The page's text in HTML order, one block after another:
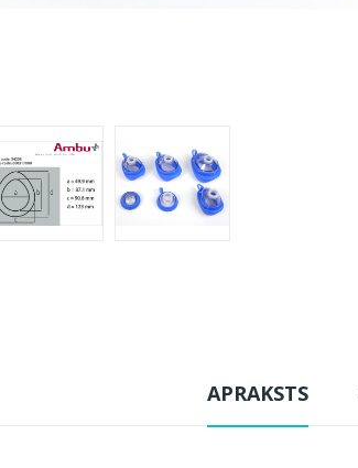
APRAKSTS